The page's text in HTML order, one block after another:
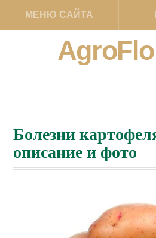
МЕНЮ САЙТА
Болезни
описание и фото